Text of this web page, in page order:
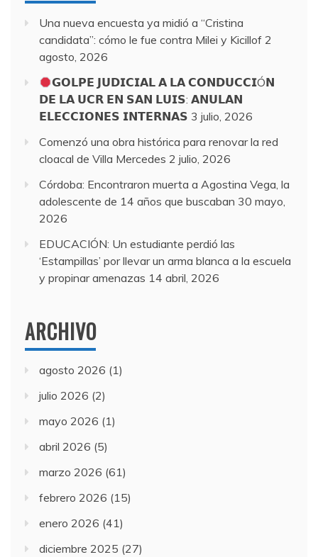
Una nueva encuesta ya midió a “Cristina
candidata”: cómo le fue contra Milei y Kicillof 2
agosto, 2026
𝗚𝗢𝗟𝗣𝗘 𝗝𝗨𝗗𝗜𝗖𝗜𝗔𝗟 𝗔 𝗟𝗔 𝗖𝗢𝗡𝗗𝗨𝗖𝗖𝗜Ó𝗡
𝗗𝗘 𝗟𝗔 𝗨𝗖𝗥 𝗘𝗡 𝗦𝗔𝗡 𝗟𝗨𝗜𝗦: 𝗔𝗡𝗨𝗟𝗔𝗡
𝗘𝗟𝗘𝗖𝗖𝗜𝗢𝗡𝗘𝗦 𝗜𝗡𝗧𝗘𝗥𝗡𝗔𝗦 3 julio, 2026
Comenzó una obra histórica para renovar la red
cloacal de Villa Mercedes 2 julio, 2026
Córdoba: Encontraron muerta a Agostina Vega, la
adolescente de 14 años que buscaban 30 mayo,
2026
EDUCACIÓN: Un estudiante perdió las
‘Estampillas’ por llevar un arma blanca a la escuela
y propinar amenazas 14 abril, 2026
ARCHIVO
agosto 2026 (1)
julio 2026 (2)
mayo 2026 (1)
abril 2026 (5)
marzo 2026 (61)
febrero 2026 (15)
enero 2026 (41)
diciembre 2025 (27)